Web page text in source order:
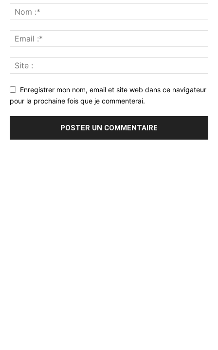
Enregistrer mon nom, email et site web dans ce navigateur
pour la prochaine fois que je commenterai.